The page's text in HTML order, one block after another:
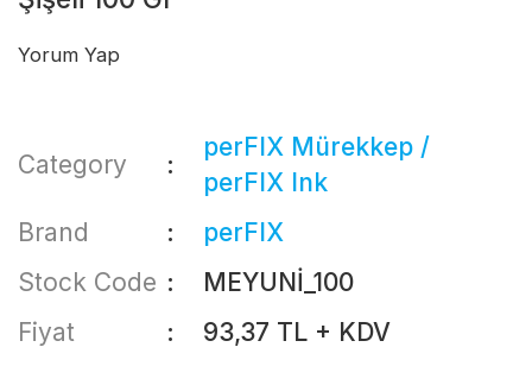
Yorum Yap
Category
perFIX Mürekkep /
perFIX Ink
Brand
perFIX
Stock Code
MEYUNİ_100
Fiyat
93,37 TL + KDV